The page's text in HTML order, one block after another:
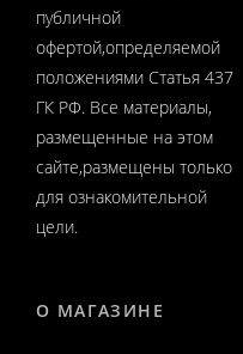
публичной
офертой,определяемой
положениями Статья 437
ГК РФ. Все материалы,
размещенные на этом
сайте,размещены только
для ознакомительной
цели.
О МАГАЗИНЕ